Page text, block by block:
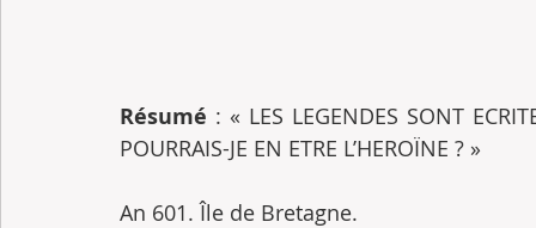
Résumé : « LES LEGENDES SONT
POURRAIS-JE EN ETRE L’HEROÏNE ? »
An 601. Île de Bretagne.